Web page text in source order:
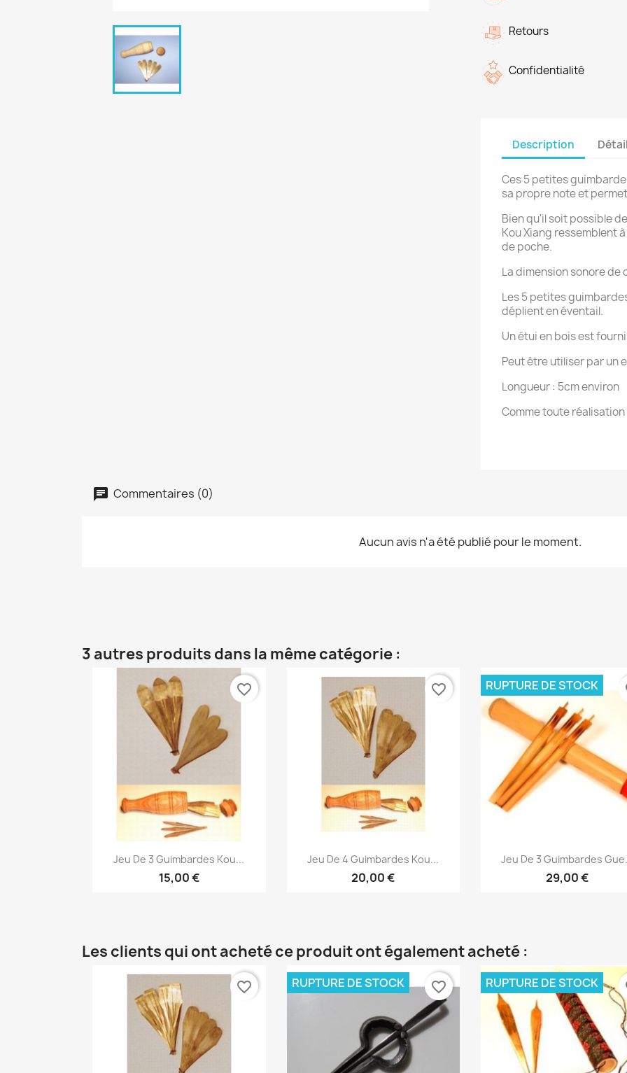
Retours
Confidentialité
Description
Ces 5 petites
sa propre note et
Bien qu'il soit possible
Kou Xiang ressemblent
de poche.
La dimension sonore de
Les 5 petites
déplient en éventail.
Un étui en bois est
Peut être utiliser par un
Longueur : 5cm environ
Comme toute
Commentaires (0)
Aucun avis n'a été publié pour le moment.
3 autres produits dans la même catégorie :
 Aperçu rapide
Jeu De 3 Guimbardes Kou...
15,00 €
favorite_border
 Aperçu rapide
Jeu De 4 Guimbardes Kou...
20,00 €
favorite_border
 Aperçu rapide
Jeu De 3 Guimbardes
29,00 €
RUPTURE DE STOCK
Les clients qui ont acheté ce produit ont également acheté :
favorite_border RUPTURE DE STOCK favorite_border RUPTURE DE STOCK